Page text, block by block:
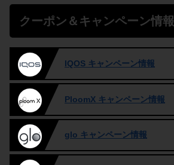
クーポン＆キャンペーン情報
IQOS キャンペーン情報
PloomX キャンペーン情報
glo キャンペーン情報